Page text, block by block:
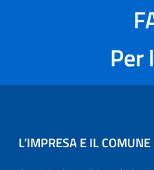
Per
L’IMPRESA E IL COMUNE